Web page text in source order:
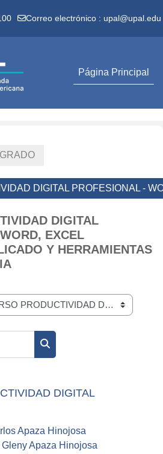
Correo electrónico : upal@upal.edu
Página Principal
DIGITAL PROFESIONAL -
DIGITAL
EXCEL
Y HERRAMIENTAS
Buscar cursos
DIGITAL
Apaza Hinojosa
Apaza Hinojosa